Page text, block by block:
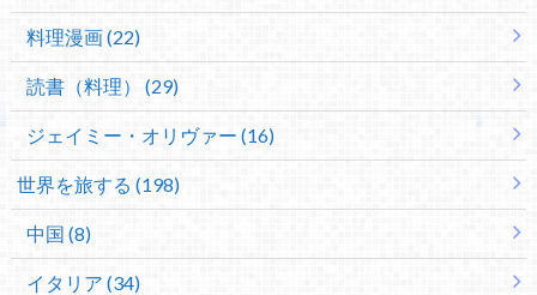
料理漫画 (22)
読書（料理） (29)
ジェイミー・オリヴァー (16)
世界を旅する (198)
中国 (8)
イタリア (34)